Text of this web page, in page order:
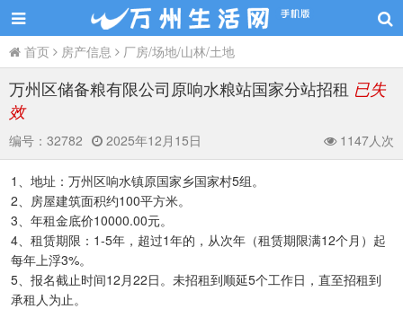
首页 房产信息 厂房/场地/山林/土地
万州区储备粮有限公司原响水粮站国家分站招租 已失
效
编号： 32782 2025年12月15日 1147人次
1、地址：万州区响水镇原国家乡国家村5组。
2、房屋建筑面积约100平方米。
3、年租金底价10000.00元。
4、租赁期限：1-5年，超过1年的，从次年（租赁期限满12个月）起
每年上浮3%。
5、报名截止时间12月22日。未招租到顺延5个工作日，直至招租到
承租人为止。